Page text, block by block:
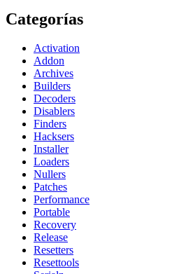
Categorías
Activation
Addon
Archives
Builders
Decoders
Disablers
Finders
Hacksers
Installer
Loaders
Nullers
Patches
Performance
Portable
Recovery
Release
Resetters
Resettools